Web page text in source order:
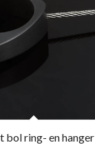
ring- en hanger